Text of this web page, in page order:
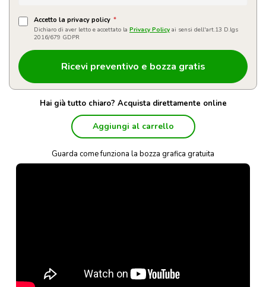
Accetto la privacy policy *
Dichiaro di aver letto e accettato la Privacy Policy ai sensi dell'art.13 D.lgs
2016/679 GDPR
Hai già tutto chiaro? Acquista direttamente online
Aggiungi al carrello
Guarda come funziona la bozza grafica gratuita